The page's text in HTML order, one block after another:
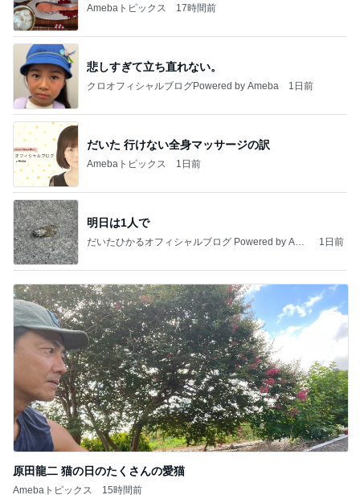
Amebaトピックス 17時間前
悲しすぎて立ち直れない。
クロオフィシャルブログPowered by Ameba 1日前
だいた 行けない全身マッサージの訳
Amebaトピックス 1日前
明日は1人で
だいたひかるオフィシャルブログ Powered by Ame
1日前
原田龍二 猫の日のたくさんの愛猫
Amebaトピックス 15時間前